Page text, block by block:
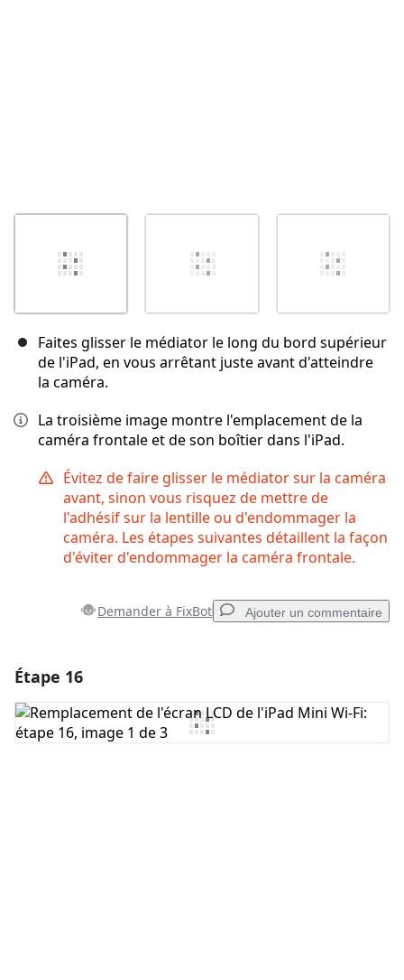
Faites glisser le médiator le long du bord supérieur
de l'iPad, en vous arrêtant juste avant d'atteindre
la caméra.
La troisième image montre l'emplacement de la
caméra frontale et de son boîtier dans l'iPad.
Évitez de faire glisser le médiator sur la caméra
avant, sinon vous risquez de mettre de
l'adhésif sur la lentille ou d'endommager la
caméra. Les étapes suivantes détaillent la façon
d'éviter d'endommager la caméra frontale.
Demander à FixBot Ajouter un commentaire
Ajouter un commentaire
Étape 16